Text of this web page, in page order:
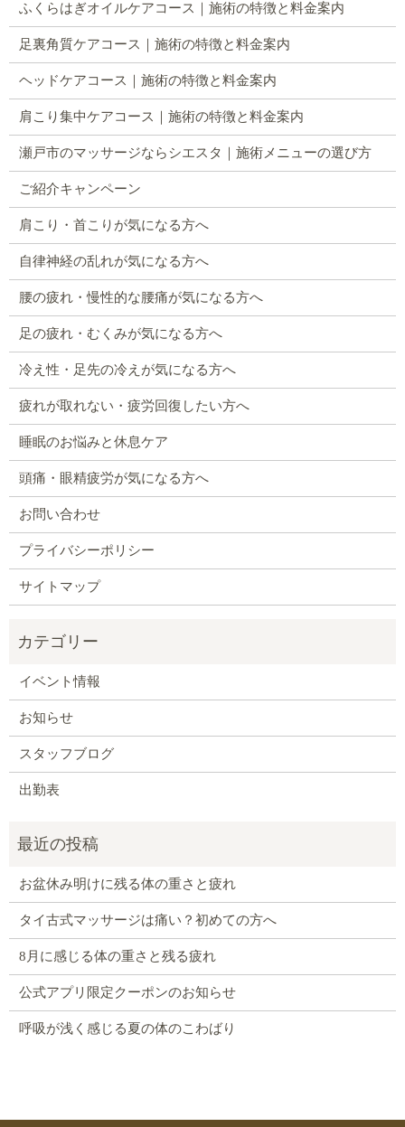
ふくらはぎオイルケアコース｜施術の特徴と料金案内
足裏角質ケアコース｜施術の特徴と料金案内
ヘッドケアコース｜施術の特徴と料金案内
肩こり集中ケアコース｜施術の特徴と料金案内
瀬戸市のマッサージならシエスタ｜施術メニューの選び方
ご紹介キャンペーン
肩こり・首こりが気になる方へ
自律神経の乱れが気になる方へ
腰の疲れ・慢性的な腰痛が気になる方へ
足の疲れ・むくみが気になる方へ
冷え性・足先の冷えが気になる方へ
疲れが取れない・疲労回復したい方へ
睡眠のお悩みと休息ケア
頭痛・眼精疲労が気になる方へ
お問い合わせ
プライバシーポリシー
サイトマップ
イベント情報
お知らせ
スタッフブログ
出勤表
お盆休み明けに残る体の重さと疲れ
タイ古式マッサージは痛い？初めての方へ
8月に感じる体の重さと残る疲れ
公式アプリ限定クーポンのお知らせ
呼吸が浅く感じる夏の体のこわばり